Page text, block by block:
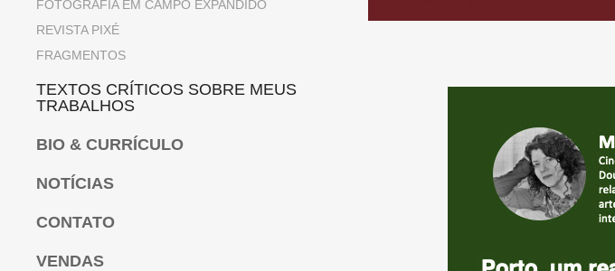
FOTOGRAFIA EM CAMPO EXPANDIDO
REVISTA PIXÉ
FRAGMENTOS
TEXTOS CRÍTICOS SOBRE MEUS
TRABALHOS
BIO & CURRÍCULO
NOTÍCIAS
CONTATO
VENDAS